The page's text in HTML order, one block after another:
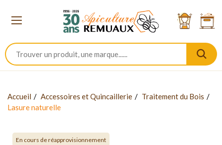
Accueil Accessoires et Quincaillerie
Traitement du Bois
Lasure naturelle
En cours de réapprovisionnement